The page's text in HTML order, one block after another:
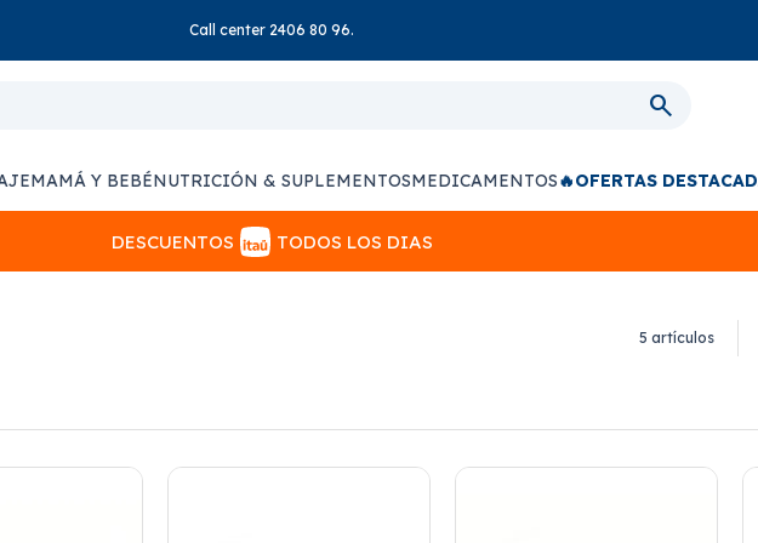
Call center 2406 80 96.
MAMÁ Y BEBÉNUTRICIÓN & SUPLEMENTOSMEDICAMENTOS🔥OFERTAS
DESCUENTOS TODOS LOS DIAS
5 artículos